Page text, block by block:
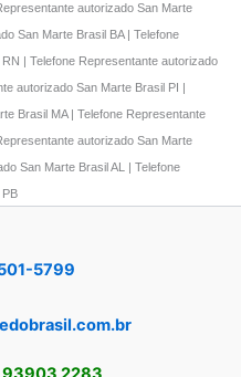
autorizado San Marte
San Marte Brasil BA | Telefone
| Telefone Representante autorizado
autorizado San Marte Brasil PI |
Brasil MA | Telefone Representante
autorizado San Marte
San Marte Brasil AL | Telefone
5799